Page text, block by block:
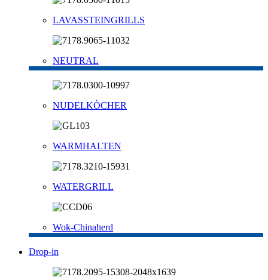
LAVASSTEINGRILLS
NEUTRAL
NUDELKÒCHER
WARMHALTEN
WATERGRILL
Wok-Chinaherd
Drop-in